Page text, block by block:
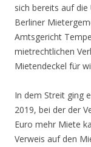
sich bereits auf die
Berliner
Amtsgericht
mietrechtlichen
Mietendeckel für
In dem Streit ging
2019, bei der der
Euro mehr Miete
Verweis auf den